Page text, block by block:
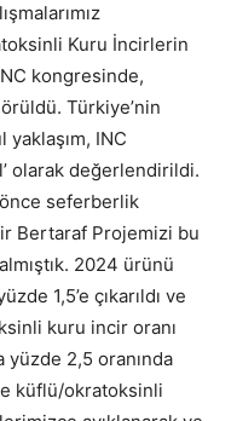
Kuru İncirlerin
kongresinde,
Türkiye’nin
INC
olarak değerlendirildi.
seferberlik
Bertaraf Projemizi bu
2024 ürünü
1,5’e çıkarıldı ve
kuru incir oranı
2,5 oranında
küflü/okratoksinli